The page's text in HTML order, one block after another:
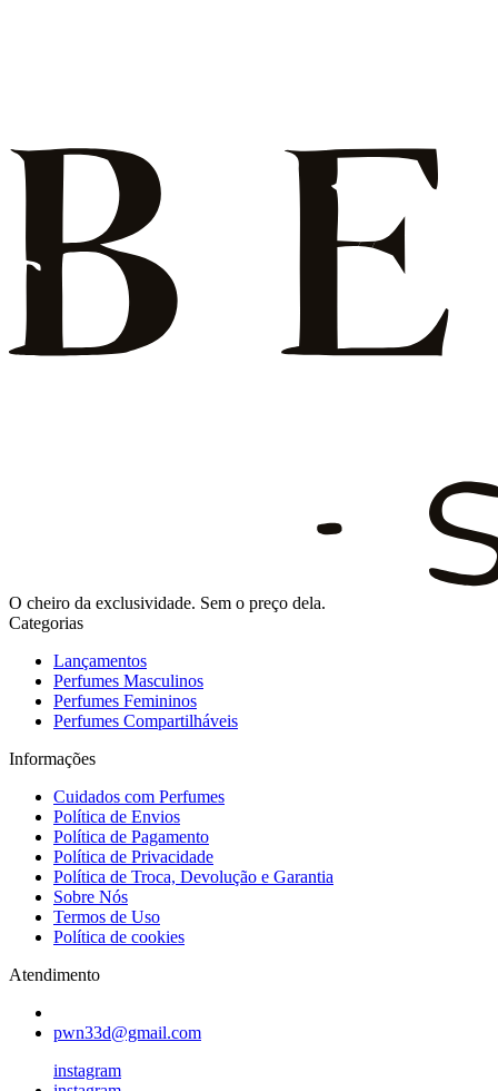
O cheiro da exclusividade. Sem o preço dela.
Categorias
Lançamentos
Perfumes Masculinos
Perfumes Femininos
Perfumes Compartilháveis
Informações
Cuidados com Perfumes
Política de Envios
Política de Pagamento
Política de Privacidade
Política de Troca, Devolução e Garantia
Sobre Nós
Termos de Uso
Política de cookies
Atendimento
pwn33d@gmail.com
instagram